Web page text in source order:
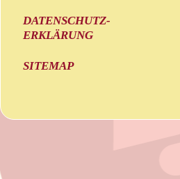
DATENSCHUTZ-
ERKLÄRUNG
SITEMAP